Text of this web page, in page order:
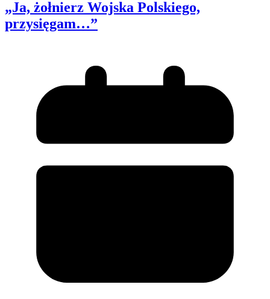
„Ja, żołnierz Wojska Polskiego,
przysięgam…”